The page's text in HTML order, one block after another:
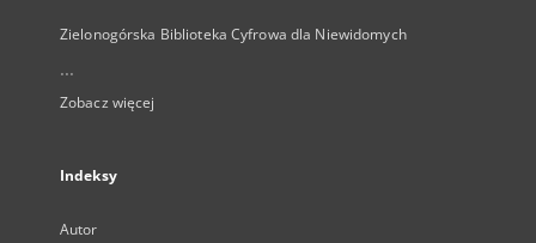
Zielonogórska Biblioteka Cyfrowa dla Niewidomych
...
Zobacz więcej
Indeksy
Autor